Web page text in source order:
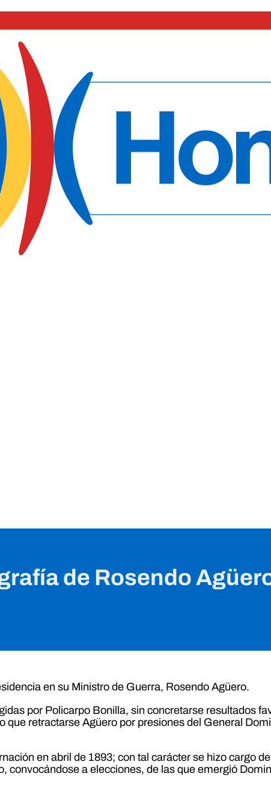
de Rosendo
en su Ministro de Guerra, Rosendo Agüero.
por Policarpo Bonilla, sin concretarse resultados
que retractarse Agüero por presiones del General
en abril de 1893; con tal carácter se hizo cargo
convocándose a elecciones, de las que emergió